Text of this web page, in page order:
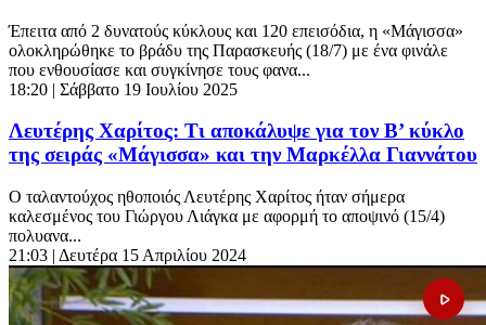
Έπειτα από 2 δυνατούς κύκλους και 120 επεισόδια, η «Μάγισσα»
ολοκληρώθηκε το βράδυ της Παρασκευής (18/7) με ένα φινάλε
που ενθουσίασε και συγκίνησε τους φανα...
18:20 | Σάββατο 19 Ιουλίου 2025
Λευτέρης Χαρίτος: Τι αποκάλυψε για τον Β’ κύκλο
της σειράς «Μάγισσα» και την Μαρκέλλα Γιαννάτου
Ο ταλαντούχος ηθοποιός Λευτέρης Χαρίτος ήταν σήμερα
καλεσμένος του Γιώργου Λιάγκα με αφορμή το αποψινό (15/4)
πολυανα...
21:03 | Δευτέρα 15 Απριλίου 2024